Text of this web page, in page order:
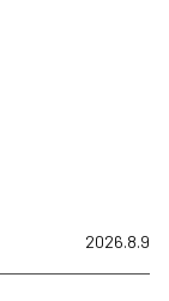
2026.8.9